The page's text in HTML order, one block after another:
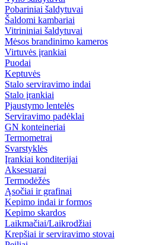
Pobariniai šaldytuvai
Šaldomi kambariai
Vitrininiai šaldytuvai
Mėsos brandinimo kameros
Virtuvės įrankiai
Puodai
Keptuvės
Stalo serviravimo indai
Stalo įrankiai
Pjaustymo lentelės
Serviravimo padėklai
GN konteineriai
Termometrai
Svarstyklės
Įrankiai konditerijai
Aksesuarai
Termodėžės
Ąsočiai ir grafinai
Kepimo indai ir formos
Kepimo skardos
Laikmačiai/Laikrodžiai
Krepšiai ir serviravimo stovai